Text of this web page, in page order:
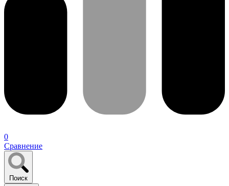
0
Сравнение
Поиск